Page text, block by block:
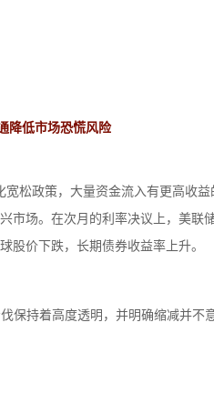
降低市场恐慌风险
松政策，大量资金流入有更高收
市场。在次月的利率决议上，美
股价下跌，长期债券收益率上升。
保持着高度透明，并明确缩减并